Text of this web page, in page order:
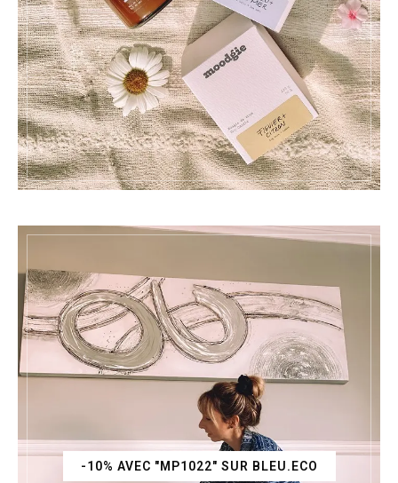
-10% AVEC "MP1022" SUR BLEU.ECO